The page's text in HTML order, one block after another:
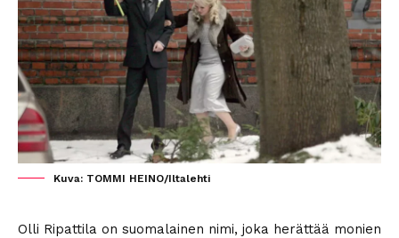
Kuva: TOMMI HEINO/Iltalehti
Olli Ripattila on suomalainen nimi, joka herättää monien